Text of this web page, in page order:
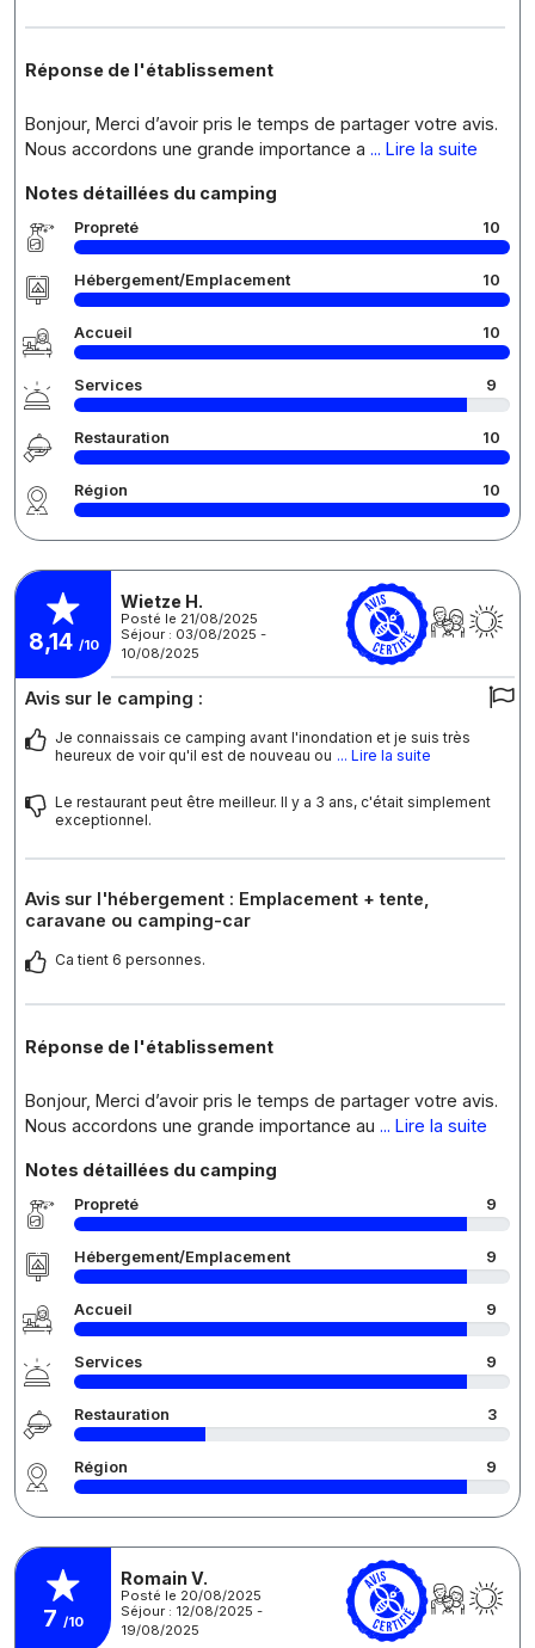
Réponse de l'établissement
Bonjour, Merci d’avoir pris le temps de partager votre avis.
Nous accordons une grande importance a ... Lire la suite
Notes détaillées du camping
Propreté 10
Hébergement/Emplacement 10
Accueil 10
Services 9
Restauration 10
Région 10
8,14 /10
Wietze H.
Posté le 21/08/2025
Séjour : 03/08/2025 -
10/08/2025
Avis sur le camping :
Je connaissais ce camping avant l'inondation et je suis très
heureux de voir qu'il est de nouveau ou ... Lire la suite
Le restaurant peut être meilleur. Il y a 3 ans, c'était simplement
exceptionnel.
Avis sur l'hébergement : Emplacement + tente,
caravane ou camping-car
Ca tient 6 personnes.
Réponse de l'établissement
Bonjour, Merci d’avoir pris le temps de partager votre avis.
Nous accordons une grande importance au ... Lire la suite
Notes détaillées du camping
Propreté 9
Hébergement/Emplacement 9
Accueil 9
Services 9
Restauration 3
Région 9
7 /10
Romain V.
Posté le 20/08/2025
Séjour : 12/08/2025 -
19/08/2025